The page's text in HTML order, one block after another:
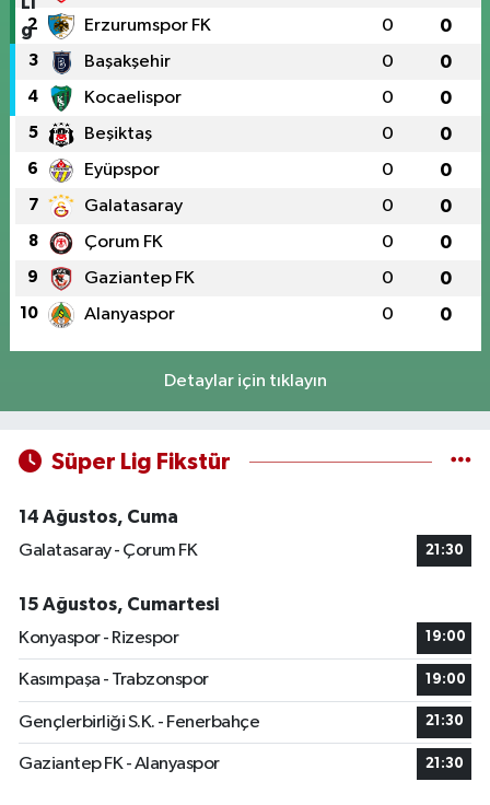
2 Erzurumspor FK 0 0
3 Başakşehir 0 0
4 Kocaelispor 0 0
5 Beşiktaş 0 0
6 Eyüpspor 0 0
7 Galatasaray 0 0
8 Çorum FK 0 0
9 Gaziantep FK 0 0
10 Alanyaspor 0 0
Detaylar için tıklayın
Süper Lig Fikstür
14 Ağustos, Cuma
Galatasaray - Çorum FK
21:30
15 Ağustos, Cumartesi
Konyaspor - Rizespor
19:00
Kasımpaşa - Trabzonspor 19:00
Gençlerbirliği S.K. - Fenerbahçe 21:30
Gaziantep FK - Alanyaspor 21:30